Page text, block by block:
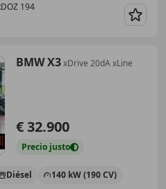
194
BMW X3xDrive 20dA xLine
€ 32.900
Precio justo
Diésel
140 kW (190 CV)